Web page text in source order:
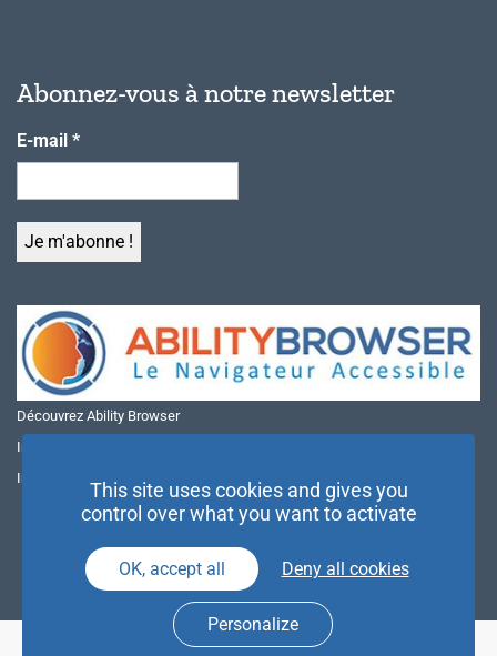
Abonnez-vous à notre newsletter
E-mail *
Découvrez Ability Browser
Installer Ability Browser sur Windows
Installer Ability Browser sur Mac
This site uses cookies and gives you
control over what you want to activate
OK, accept all Deny all cookies
Personalize